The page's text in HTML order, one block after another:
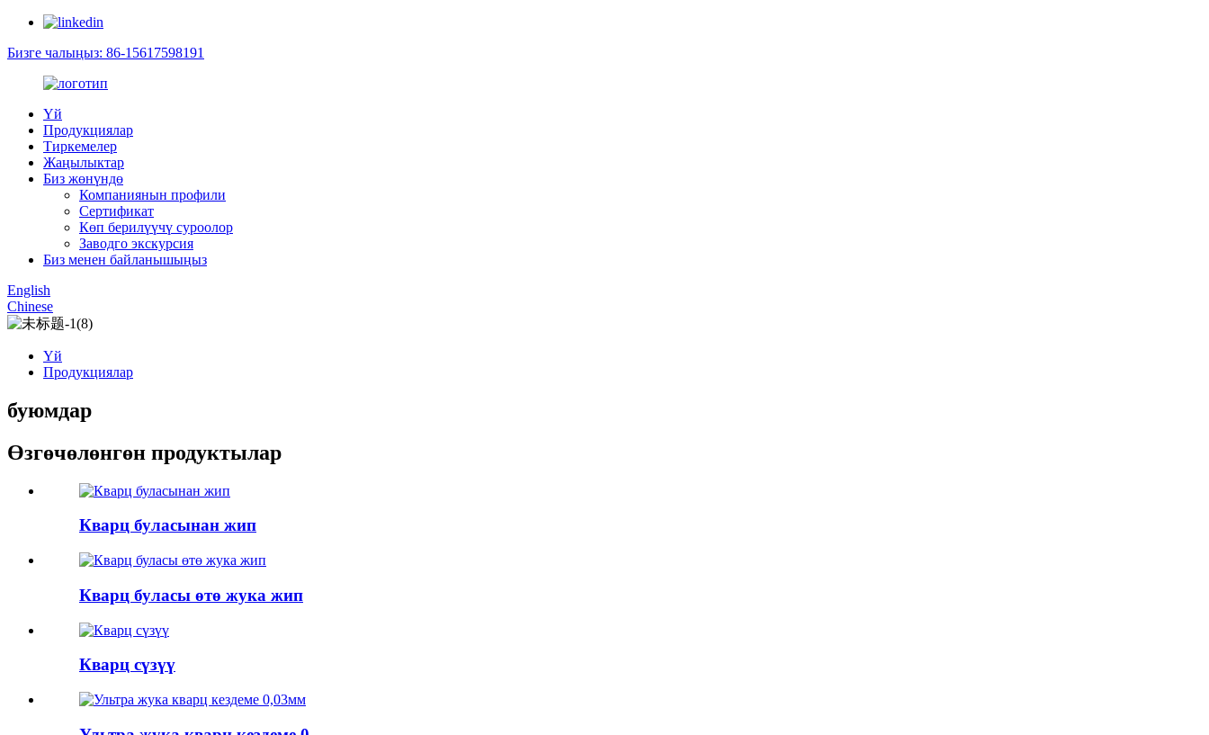
Бизге чалыңыз: 86-15617598191
Үй
Продукциялар
Тиркемелер
Жаңылыктар
Биз жөнүндө
Компаниянын профили
Сертификат
Көп берилүүчү суроолор
Заводго экскурсия
Биз менен байланышыңыз
English
Chinese
Үй
Продукциялар
буюмдар
Өзгөчөлөнгөн продуктылар
Кварц буласынан жип
Кварц буласы өтө жука жип
Кварц сүзүү